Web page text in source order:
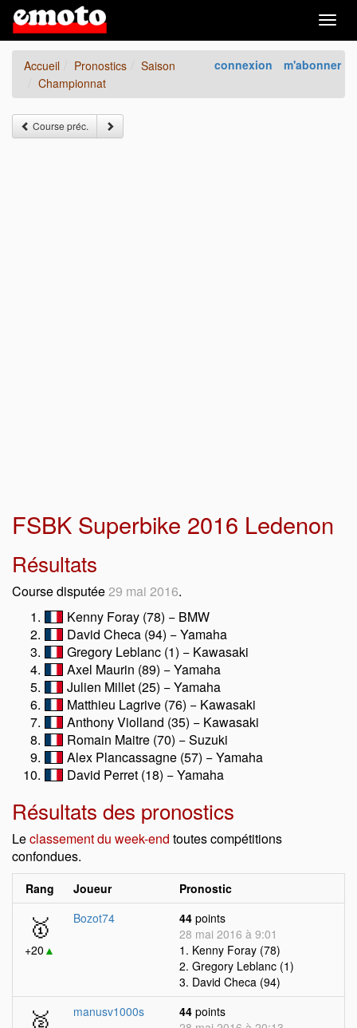
connexion m'abonner
Accueil Pronostics
Saison
Championnat
Course préc.
FSBK Superbike 2016 Ledenon
Résultats
Course disputée29 mai 2016.
Kenny Foray (78) − BMW
David Checa (94) − Yamaha
Gregory Leblanc (1) − Kawasaki
Axel Maurin (89) − Yamaha
Julien Millet (25) − Yamaha
Matthieu Lagrive (76) − Kawasaki
Anthony Violland (35) − Kawasaki
Romain Maitre (70) − Suzuki
Alex Plancassagne (57) − Yamaha
David Perret (18) − Yamaha
Résultats des pronostics
Leclassement du week-end toutes compétitions
confondues.
Rang Joueur Pronostic
🥇
+20 ▲
Bozot74 44 points
28 mai 2016 à 9:01
1. Kenny Foray (78)
2. Gregory Leblanc (1)
3. David Checa (94)
🥈 manusv1000s 44 points